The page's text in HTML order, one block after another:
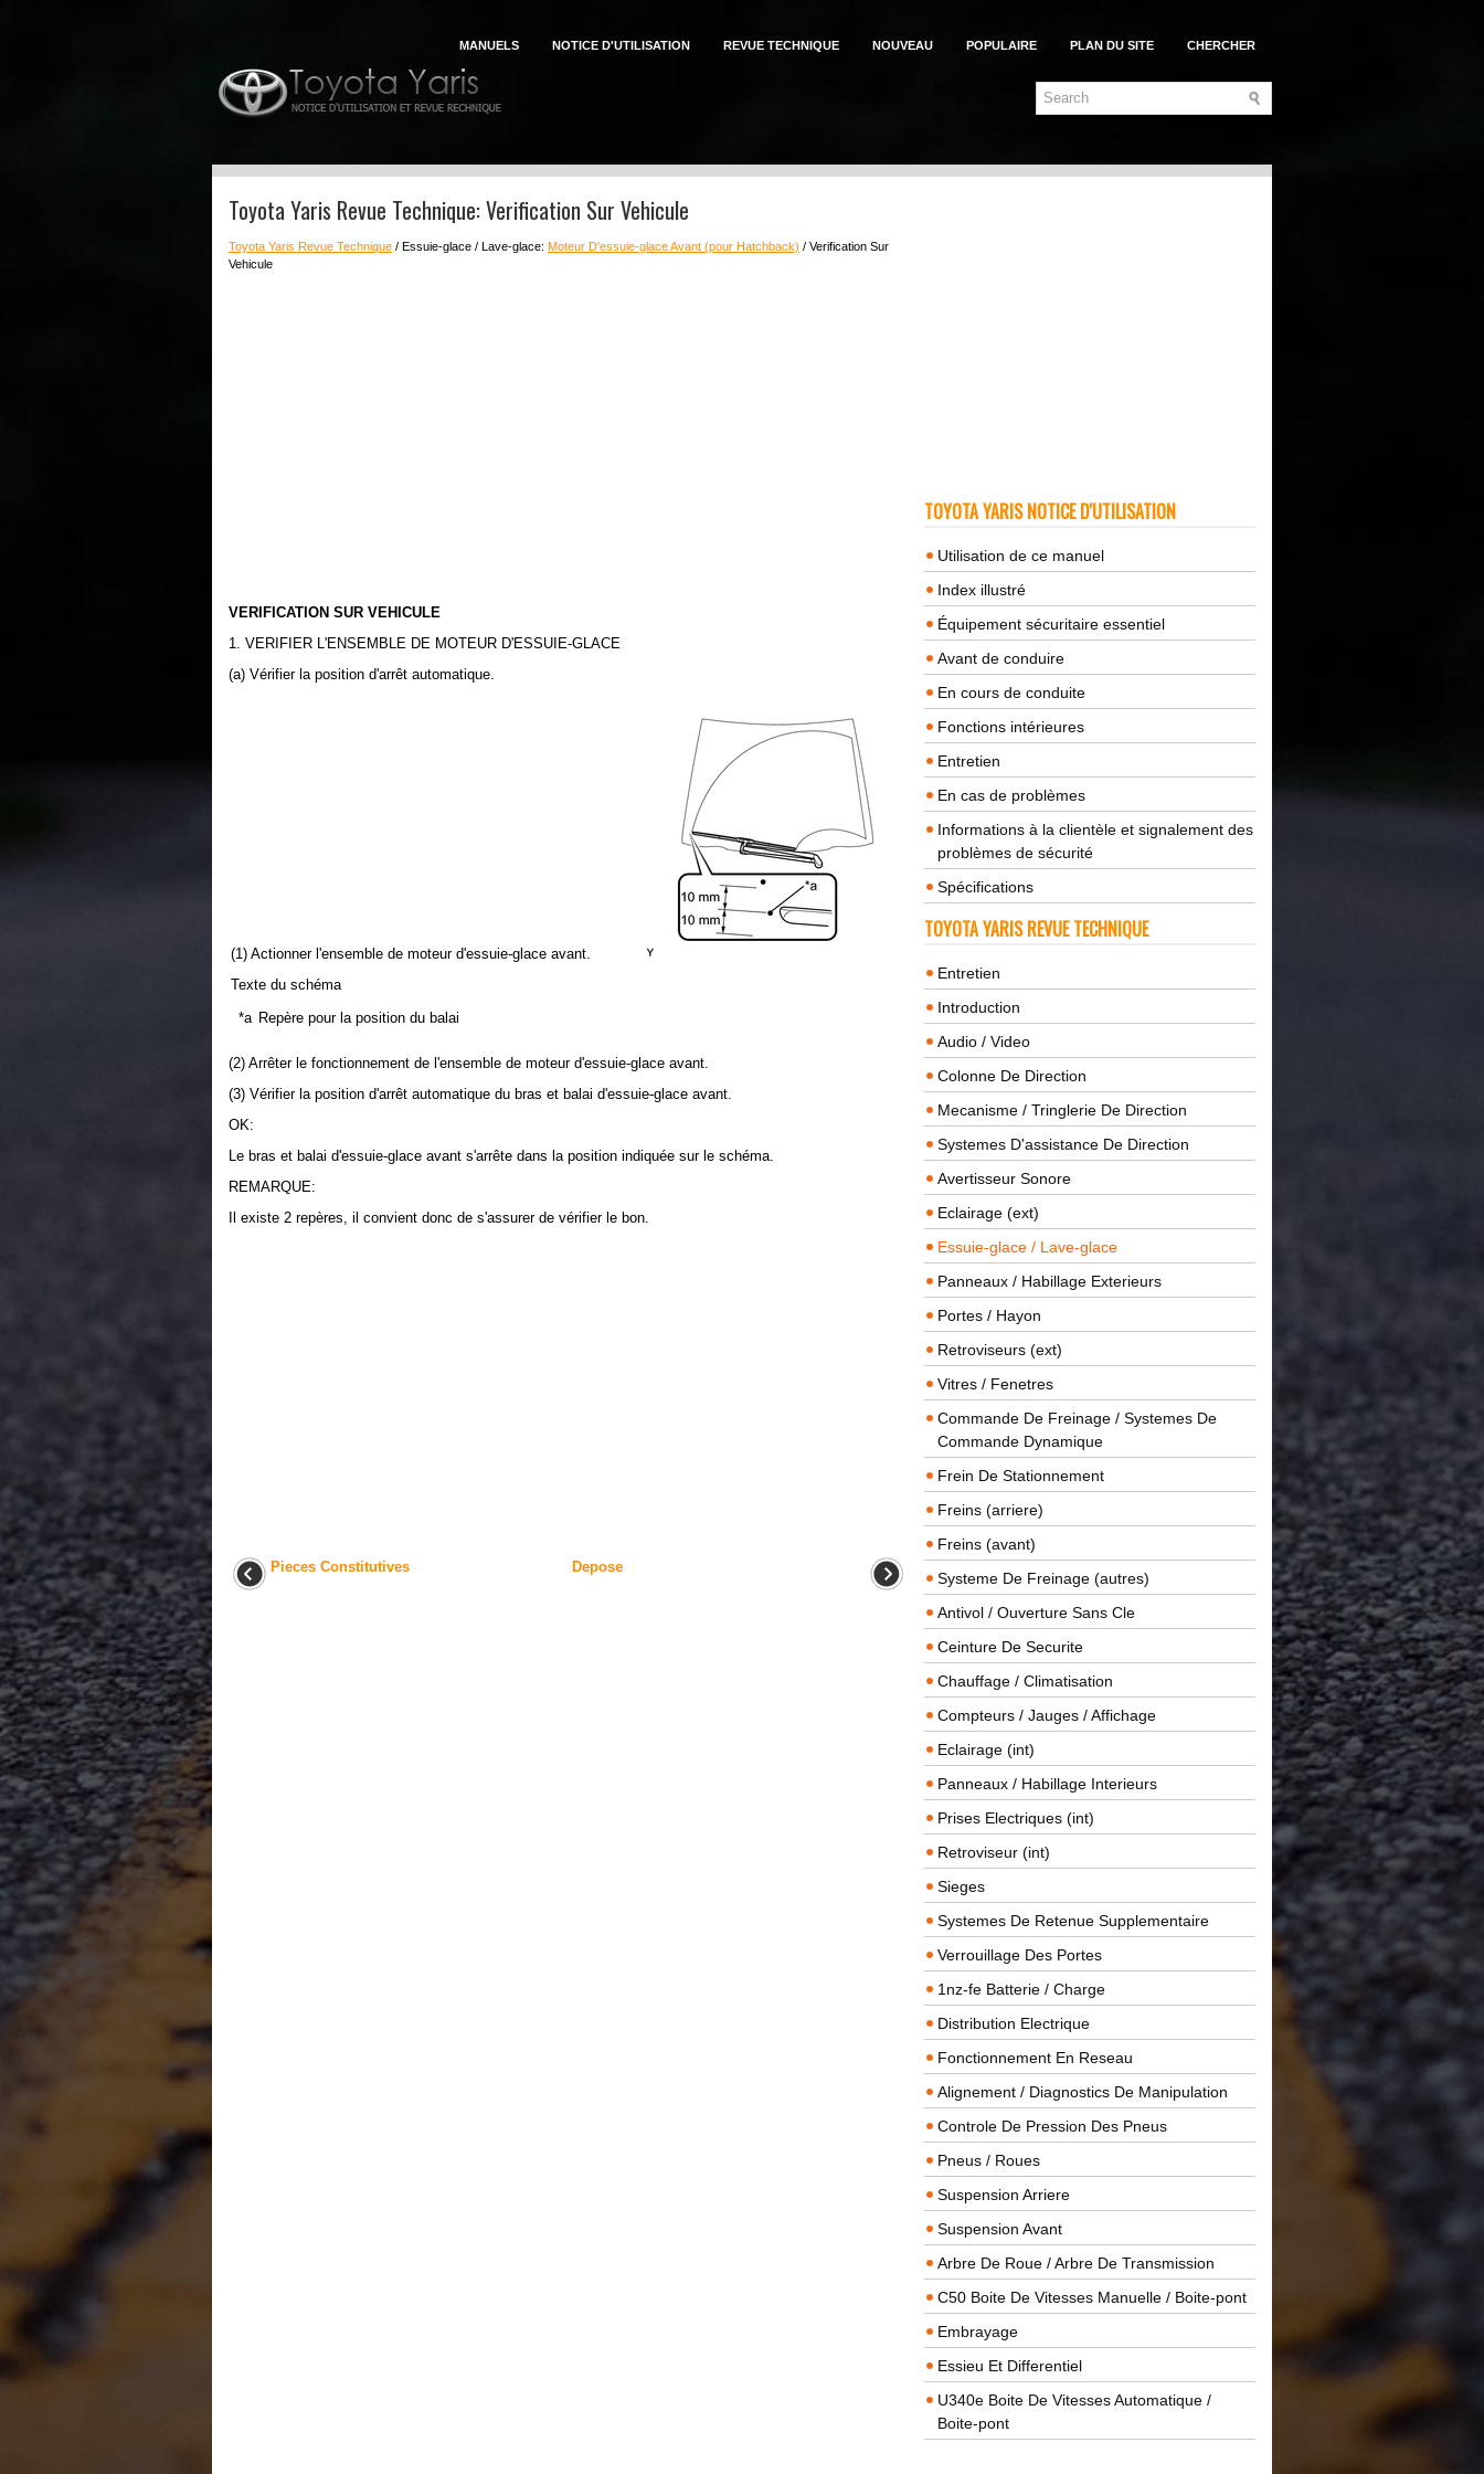
MANUELS NOTICE D'UTILISATION REVUE TECHNIQUE NOUVEAU POPULAIRE PLAN DU SITE CHERCHER
Toyota Yaris Revue Technique: Verification Sur Vehicule
Toyota Yaris Revue Technique / Essuie-glace / Lave-glace: Moteur D'essuie-glace Avant (pour Hatchback) / Verification Sur
Vehicule
VERIFICATION SUR VEHICULE
1. VERIFIER L'ENSEMBLE DE MOTEUR D'ESSUIE-GLACE
(a) Vérifier la position d'arrêt automatique.
(1) Actionner l'ensemble de moteur d'essuie-glace avant.
Texte du schéma
*a Repère pour la position du balai
(2) Arrêter le fonctionnement de l'ensemble de moteur d'essuie-glace avant.
(3) Vérifier la position d'arrêt automatique du bras et balai d'essuie-glace avant.
OK:
Le bras et balai d'essuie-glace avant s'arrête dans la position indiquée sur le schéma.
REMARQUE:
Il existe 2 repères, il convient donc de s'assurer de vérifier le bon.
Pieces Constitutives Depose
TOYOTA YARIS NOTICE D'UTILISATION
Utilisation de ce manuel
Index illustré
Équipement sécuritaire essentiel
Avant de conduire
En cours de conduite
Fonctions intérieures
Entretien
En cas de problèmes
Informations à la clientèle et signalement des
problèmes de sécurité
Spécifications
TOYOTA YARIS REVUE TECHNIQUE
Entretien
Introduction
Audio / Video
Colonne De Direction
Mecanisme / Tringlerie De Direction
Systemes D'assistance De Direction
Avertisseur Sonore
Eclairage (ext)
Essuie-glace / Lave-glace
Panneaux / Habillage Exterieurs
Portes / Hayon
Retroviseurs (ext)
Vitres / Fenetres
Commande De Freinage / Systemes De
Commande Dynamique
Frein De Stationnement
Freins (arriere)
Freins (avant)
Systeme De Freinage (autres)
Antivol / Ouverture Sans Cle
Ceinture De Securite
Chauffage / Climatisation
Compteurs / Jauges / Affichage
Eclairage (int)
Panneaux / Habillage Interieurs
Prises Electriques (int)
Retroviseur (int)
Sieges
Systemes De Retenue Supplementaire
Verrouillage Des Portes
1nz-fe Batterie / Charge
Distribution Electrique
Fonctionnement En Reseau
Alignement / Diagnostics De Manipulation
Controle De Pression Des Pneus
Pneus / Roues
Suspension Arriere
Suspension Avant
Arbre De Roue / Arbre De Transmission
C50 Boite De Vitesses Manuelle / Boite-pont
Embrayage
Essieu Et Differentiel
U340e Boite De Vitesses Automatique /
Boite-pont